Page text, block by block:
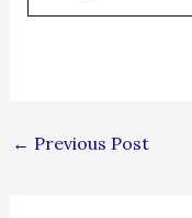
← Previous Post